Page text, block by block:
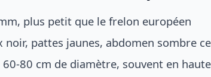
plus petit que le frelon européen
noir, pattes jaunes, abdomen sombre
60-80 cm de diamètre, souvent en